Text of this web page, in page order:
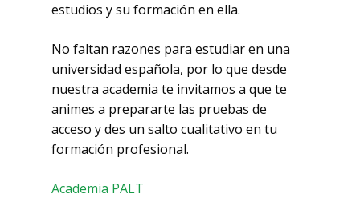
estudios y su formación en ella.
No faltan razones para estudiar en una
universidad española, por lo que desde
nuestra academia te invitamos a que te
animes a prepararte las pruebas de
acceso y des un salto cualitativo en tu
formación profesional.
Academia PALT